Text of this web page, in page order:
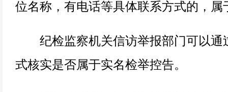
位名称，有电话等具体联系方式的，属
纪检监察机关信访举报部门可以通
式核实是否属于实名检举控告。